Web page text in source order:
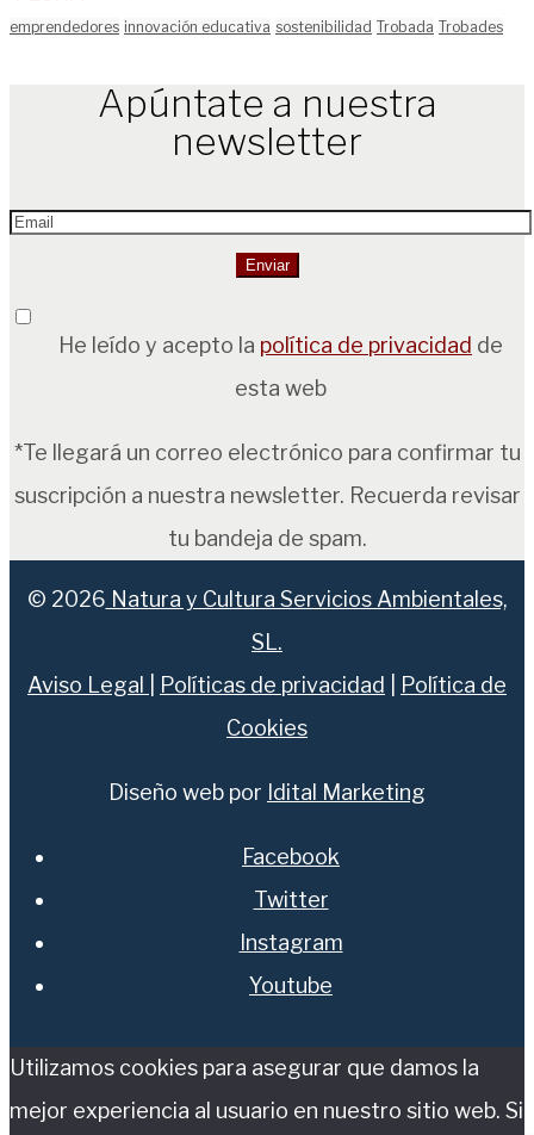
emprendedores innovación educativa sostenibilidad Trobada Trobades
Apúntate a nuestra
newsletter
He leído y acepto la política de privacidad de
esta web
*Te llegará un correo electrónico para confirmar tu
suscripción a nuestra newsletter. Recuerda revisar
tu bandeja de spam.
© 2026 Natura y Cultura Servicios Ambientales,
SL.
Aviso Legal
Políticas de privacidad
Política de
Cookies
Diseño web por Idital Marketing
Facebook
Twitter
Instagram
Youtube
Utilizamos cookies para asegurar que damos la
mejor experiencia al usuario en nuestro sitio web. Si